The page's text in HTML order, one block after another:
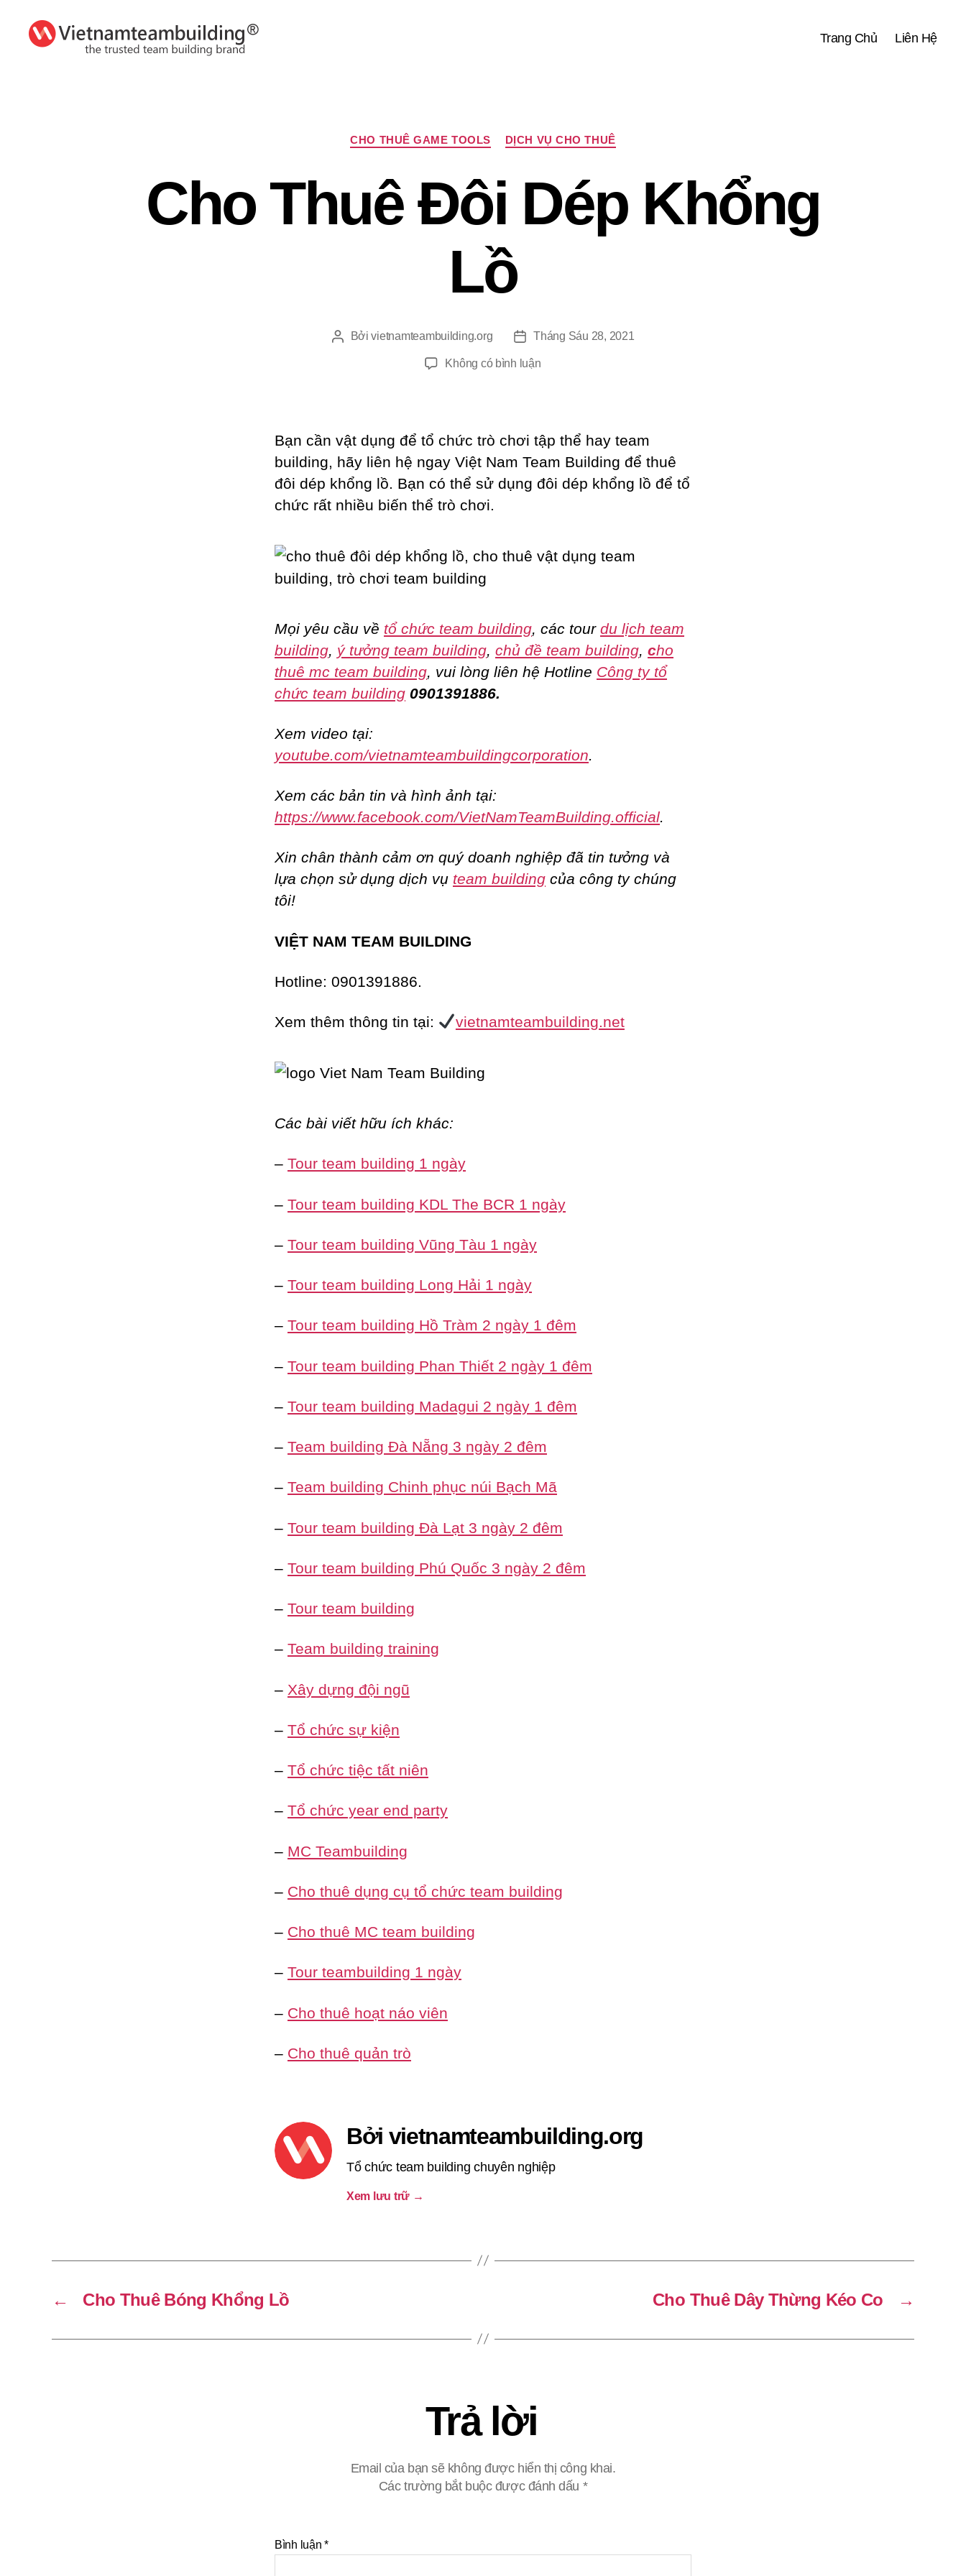
Trang Chủ Liên Hệ
Chuyên
mục
CHO THUÊ GAME TOOLS DỊCH VỤ CHO THUÊ
Cho Thuê Đôi Dép Khổng
Lồ
TácBởivietnamteambuilding.org
NgàyTháng Sáu 28, 2021
Không có bình luậnở
Khổng
Lồ
Bạn cần vật dụng để tổ chức trò chơi tập thể hay team
building, hãy liên hệ ngay Việt Nam Team Building để thuê
đôi dép khổng lồ. Bạn có thể sử dụng đôi dép khổng lồ để tổ
chức rất nhiều biến thể trò chơi.
Mọi yêu cầu về tổ chức team building , các tour du lịch team
building ý tưởng team building chủ đề team building cho
thuê mc team building , vui lòng liên hệ Hotline Công ty tổ
chức team building 0901391886.
Xem video tại:
youtube.com/vietnamteambuildingcorporation.
Xem các bản tin và hình ảnh tại:
https://www.facebook.com/VietNamTeamBuilding.official.
Xin chân thành cảm ơn quý doanh nghiệp đã tin tưởng và
lựa chọn sử dụng dịch vụ team building của công ty chúng
tôi!
VIỆT NAM TEAM BUILDING
Hotline: 0901391886.
Xem thêm thông tin tại: vietnamteambuilding.net
Các bài viết hữu ích khác:
– Tour team building 1 ngày
– Tour team building KDL The BCR 1 ngày
– Tour team building Vũng Tàu 1 ngày
– Tour team building Long Hải 1 ngày
– Tour team building Hồ Tràm 2 ngày 1 đêm
– Tour team building Phan Thiết 2 ngày 1 đêm
– Tour team building Madagui 2 ngày 1 đêm
– Team building Đà Nẵng 3 ngày 2 đêm
– Team building Chinh phục núi Bạch Mã
– Tour team building Đà Lạt 3 ngày 2 đêm
– Tour team building Phú Quốc 3 ngày 2 đêm
– Tour team building
– Team building training
– Xây dựng đội ngũ
– Tổ chức sự kiện
– Tổ chức tiệc tất niên
– Tổ chức year end party
– MC Teambuilding
– Cho thuê dụng cụ tổ chức team building
– Cho thuê MC team building
– Tour teambuilding 1 ngày
– Cho thuê hoạt náo viên
– Cho thuê quản trò
Bởi vietnamteambuilding.org
Tổ chức team building chuyên nghiệp
Xem lưu trữ →
← Cho Thuê Bóng Khổng Lồ →
Cho Thuê Dây Thừng Kéo Co
Trả lời
Email của bạn sẽ không được hiển thị công khai.
Các trường bắt buộc được đánh dấu *
Bình luận*